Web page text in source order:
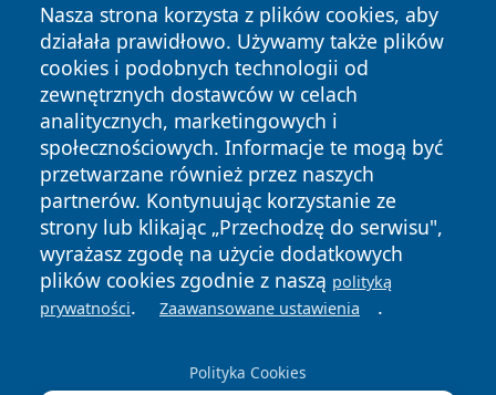
Nasza strona korzysta z plików cookies, aby
działała prawidłowo. Używamy także plików
cookies i podobnych technologii od
zewnętrznych dostawców w celach
analitycznych, marketingowych i
społecznościowych. Informacje te mogą być
przetwarzane również przez naszych
partnerów. Kontynuując korzystanie ze
strony lub klikając „Przechodzę do serwisu",
wyrażasz zgodę na użycie dodatkowych
plików cookies zgodnie z naszą polityką
prywatności. Zaawansowane ustawienia .
Polityka Cookies
Copyright © 2026 tomaszowonline.pl Wszystkie prawa
zastrzeżone.
News Autorzy
Polityka
Prywatności
Polityka
Cookies